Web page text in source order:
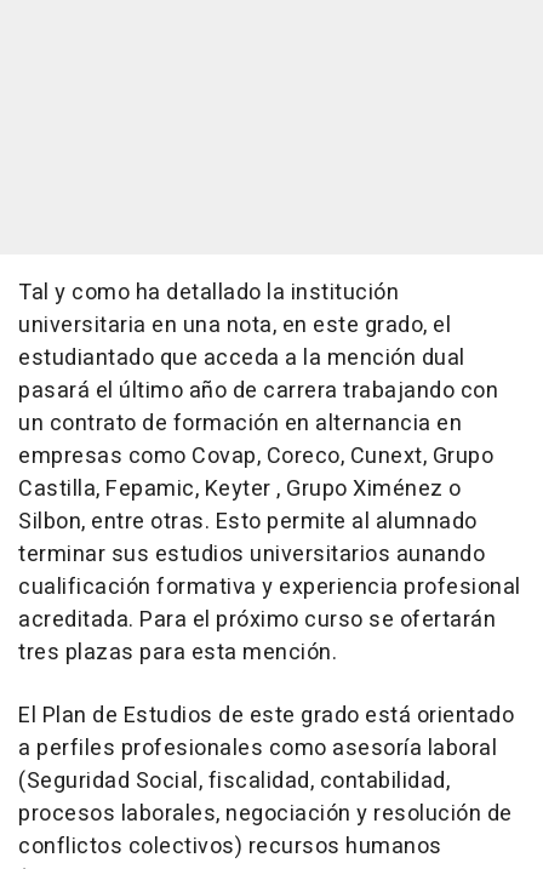
Tal y como ha detallado la institución
universitaria en una nota, en este grado, el
estudiantado que acceda a la mención dual
pasará el último año de carrera trabajando con
un contrato de formación en alternancia en
empresas como Covap, Coreco, Cunext, Grupo
Castilla, Fepamic, Keyter , Grupo Ximénez o
Silbon, entre otras. Esto permite al alumnado
terminar sus estudios universitarios aunando
cualificación formativa y experiencia profesional
acreditada. Para el próximo curso se ofertarán
tres plazas para esta mención.
El Plan de Estudios de este grado está orientado
a perfiles profesionales como asesoría laboral
(Seguridad Social, fiscalidad, contabilidad,
procesos laborales, negociación y resolución de
conflictos colectivos) recursos humanos